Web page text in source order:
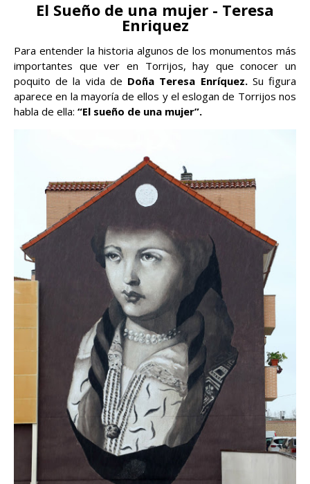
El Sueño de una mujer - Teresa
Enriquez
Para entender la historia algunos de los monumentos más
importantes que ver en Torrijos, hay que conocer un
poquito de la vida de Doña Teresa Enríquez.Su figura
aparece en la mayoría de ellos y el eslogan de Torrijos nos
habla de ella: “El sueño de una mujer”.